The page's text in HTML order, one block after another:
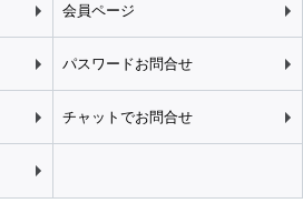
会員ページ
パスワードお問合せ
チャットでお問合せ